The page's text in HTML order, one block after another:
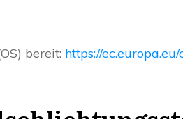
bereit: https://